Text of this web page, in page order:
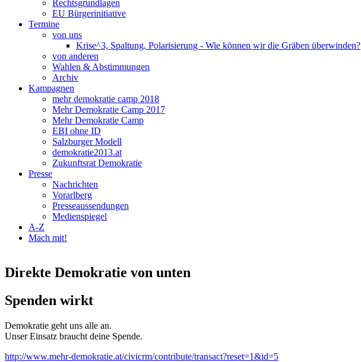
Rechtsgrundlagen
EU Bürgerinitiative
Termine
von uns
Krise^3, Spaltung, Polarisierung - Wie können wir die Gräben überwinden?
von anderen
Wahlen & Abstimmungen
Archiv
Kampagnen
mehr demokratie camp 2018
Mehr Demokratie Camp 2017
Mehr Demokratie Camp
EBI ohne ID
Salzburger Modell
demokratie2013.at
Zukunftsrat Demokratie
Presse
Nachrichten
Vorarlberg
Presseaussendungen
Medienspiegel
A-Z
Mach mit!
Direkte Demokratie von unten
Spenden wirkt
Demokratie geht uns alle an.
Unser Einsatz braucht deine Spende.
http://www.mehr-demokratie.at/civicrm/contribute/transact?reset=1&id=5